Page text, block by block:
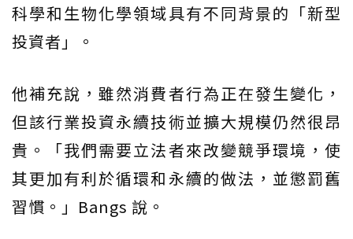
科學和生物化學領域具有不同背景的「新型
投資者」。
他補充說，雖然消費者行為正在發生變化，
但該行業投資永續技術並擴大規模仍然很昂
貴。「我們需要立法者來改變競爭環境，使
其更加有利於循環和永續的做法，並懲罰舊
習慣。」Bangs 說。